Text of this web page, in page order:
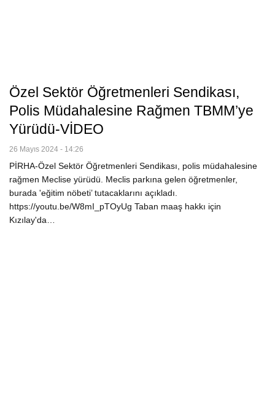
Özel Sektör Öğretmenleri Sendikası,
Polis Müdahalesine Rağmen TBMM’ye
Yürüdü-VİDEO
26 Mayıs 2024 - 14:26
PİRHA-Özel Sektör Öğretmenleri Sendikası, polis müdahalesine
rağmen Meclise yürüdü. Meclis parkına gelen öğretmenler,
burada 'eğitim nöbeti’ tutacaklarını açıkladı.​​
https://youtu.be/W8mI_pTOyUg Taban maaş hakkı için
Kızılay'da…